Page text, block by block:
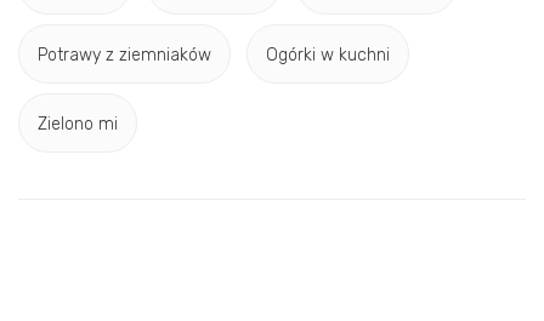
Potrawy z ziemniaków Ogórki w kuchni
Zielono mi